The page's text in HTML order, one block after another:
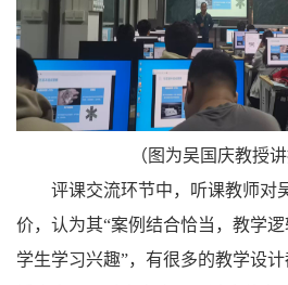
（图为吴国庆教授
评课交流环节中，听课教师对
价，认为其“案例结合恰当，教学
学生学习兴趣”，有很多的教学设